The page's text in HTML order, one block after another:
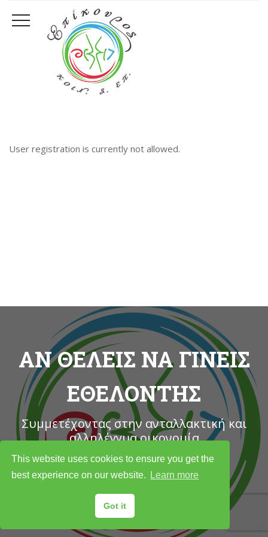
User registration is currently not allowed.
ΑΝ ΘΕΛΕΙΣ ΝΑ ΓΙΝΕΙΣ
ΕΘΕΛΟΝΤΗΣ
Συμμετέχοντας στην ανταλλακτική και
αλληλέγγυα οικονομία
ΔΗΛΩΣΕ ΕΔΩ ΤΗ ΣΥΜΜΕΤΟΧΗ ΣΟΥ
This website uses cookies to ensure you get the
best experience on our website.
Learn more
Got it